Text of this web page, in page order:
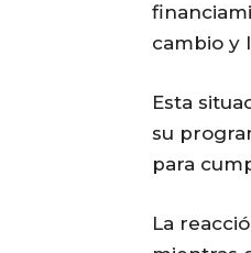
cambio y
Esta
su
para
La